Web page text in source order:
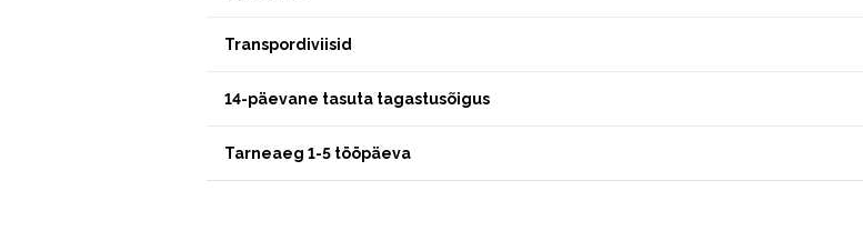
Transpordiviisid
14-päevane tasuta tagastusõigus
Tarneaeg 1-5 tööpäeva